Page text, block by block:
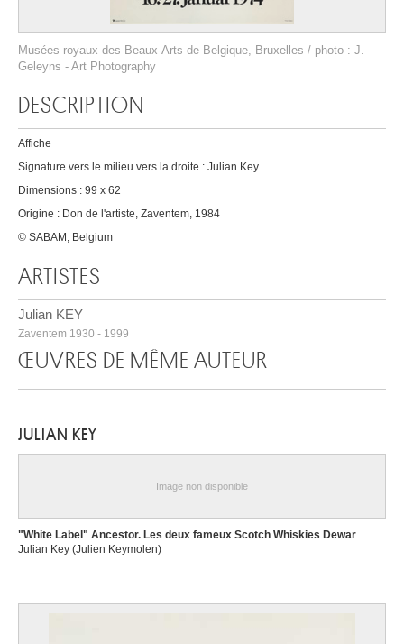
Musées royaux des Beaux-Arts de Belgique, Bruxelles / photo : J.
Geleyns - Art Photography
DESCRIPTION
Affiche
Signature vers le milieu vers la droite : Julian Key
Dimensions : 99 x 62
Origine : Don de l'artiste, Zaventem, 1984
© SABAM, Belgium
ARTISTES
Julian KEY
Zaventem 1930 - 1999
ŒUVRES DE MÊME AUTEUR
JULIAN KEY
Image non disponible
"White Label" Ancestor. Les deux fameux Scotch Whiskies Dewar
Julian Key (Julien Keymolen)